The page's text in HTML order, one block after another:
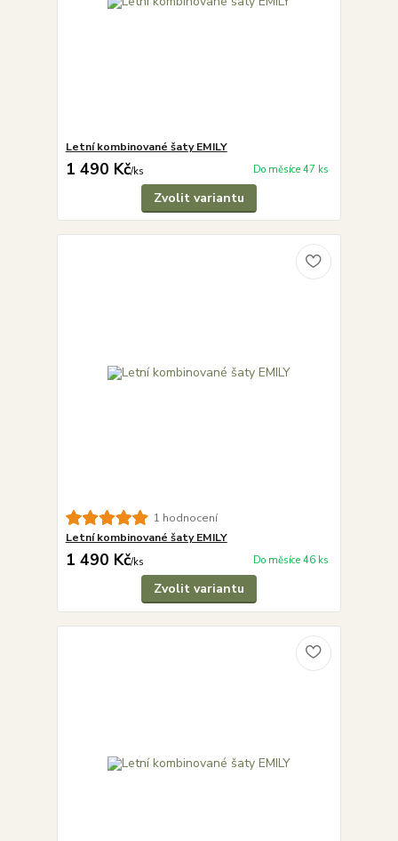
Letní kombinované šaty EMILY
1 490 Kč/ks Do měsíce 47 ks
Zvolit variantu
1 hodnocení
Letní kombinované šaty EMILY
1 490 Kč/ks Do měsíce 46 ks
Zvolit variantu